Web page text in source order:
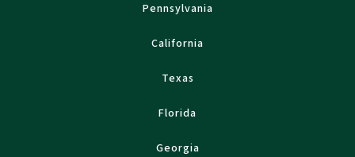
Pennsylvania
California
Texas
Florida
Georgia